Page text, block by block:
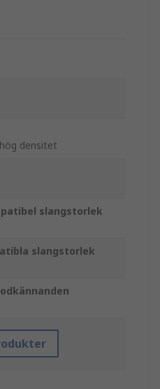
densitet
slangstorlek
slangstorlek